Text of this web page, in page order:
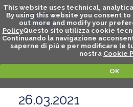
This website uses technical,
By using this website you consent
out more and modify your
PolicyQuesto sito utilizza cookie
Continuando la navigazione
saperne di piú e per modificare le
nostra Cookie
OK
26.03.2021